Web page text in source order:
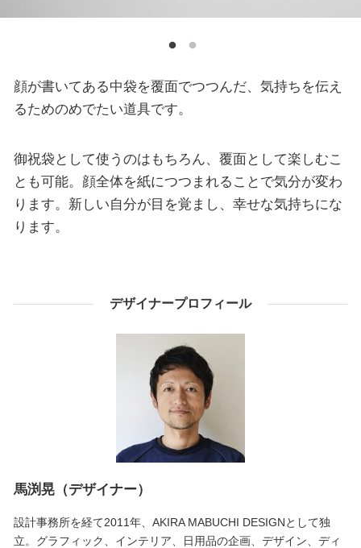
顔が書いてある中袋を覆面でつつんだ、気持ちを伝え
るためのめでたい道具です。
御祝袋として使うのはもちろん、覆面として楽しむこ
とも可能。顔全体を紙につつまれることで気分が変わ
ります。新しい自分が目を覚まし、幸せな気持ちにな
ります。
デザイナープロフィール
馬渕晃（デザイナー）
設計事務所を経て2011年、AKIRA MABUCHI DESIGNとして独
立。グラフィック、インテリア、日用品の企画、デザイン、ディ